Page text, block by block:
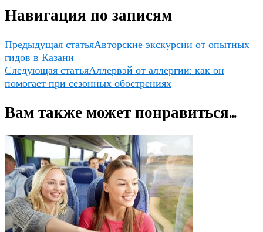
Навигация по записям
Предыдущая статьяАвторские экскурсии от опытных
гидов в Казани
Следующая статьяАллервэй от аллергии: как он
помогает при сезонных обострениях
Вам также может понравиться...